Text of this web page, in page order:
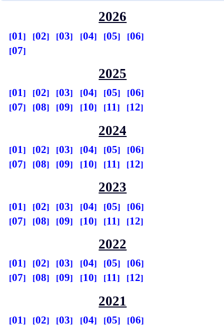
2026
01 02 03 04 05
06
07
2025
01 02 03 04 05
06
07
08 09 10 11 12
2024
01 02 03 04 05
06
07
08 09 10 11 12
2023
01 02 03 04 05
06
07
08 09 10 11 12
2022
01 02 03 04 05
06
07
08 09 10 11 12
2021
01 02 03 04 05
06